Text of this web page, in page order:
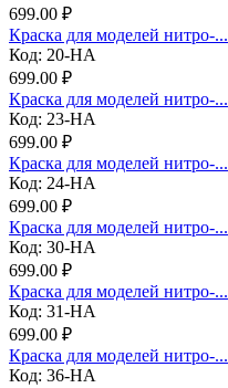
699.00 ₽
Краска для моделей нитро-...
Код: 20-НА
699.00 ₽
Краска для моделей нитро-...
Код: 23-НА
699.00 ₽
Краска для моделей нитро-...
Код: 24-НА
699.00 ₽
Краска для моделей нитро-...
Код: 30-НА
699.00 ₽
Краска для моделей нитро-...
Код: 31-НА
699.00 ₽
Краска для моделей нитро-...
Код: 36-НА